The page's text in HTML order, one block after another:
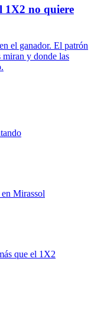
1X2 no quiere
el ganador. El patrón
miran y donde las
Mirassol
que el 1X2